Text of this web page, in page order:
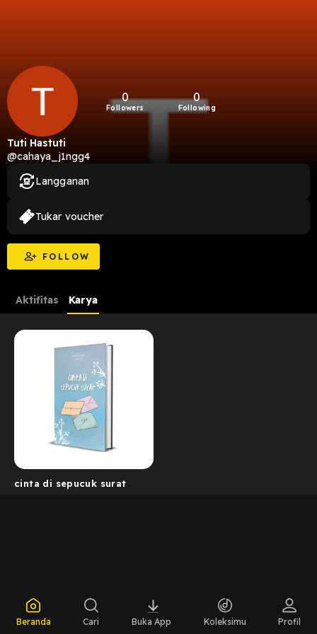
0
Followers
0
Following
Tuti Hastuti
@cahaya_j1ngg4
FOLLOW
Langganan
Tukar voucher
Aktifitas Karya
cinta di sepucuk surat
Beranda Cari Buka App Koleksimu Profil